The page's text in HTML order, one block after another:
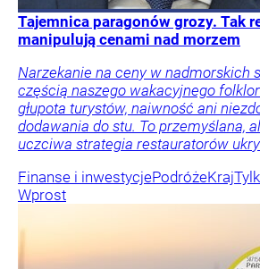
Tajemnica paragonów grozy. Tak
manipulują cenami nad morzem
Narzekanie na ceny w nadmorskich
częścią naszego wakacyjnego
głupota turystów, naiwność ani
dodawania do stu. To przemyślana,
uczciwa strategia restauratorów
Finanse i inwestycjePodróżeKraj
Wprost